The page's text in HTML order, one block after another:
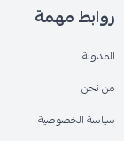
روابط مهمة
المدونة
من نحن
سياسة الخصوصية